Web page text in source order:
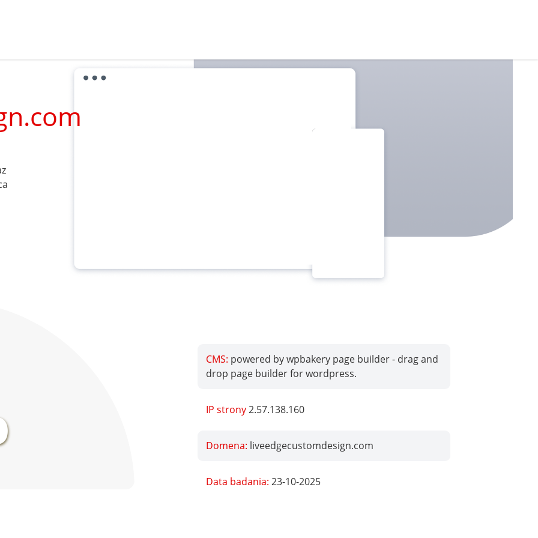
CMS: powered by wpbakery page builder - drag and
drop page builder for wordpress.
IP strony2.57.138.160
Domena: liveedgecustomdesign.com
Data badania: 23-10-2025